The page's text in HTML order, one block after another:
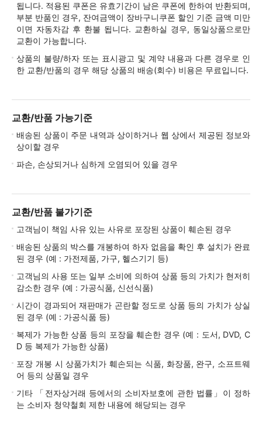
됩니다. 적용된 쿠폰은 유효기간이 남은 쿠폰에 한하여 반환되며,
부분 반품인 경우, 잔여금액이 장바구니쿠폰 할인 기준 금액 미만
이면 자동차감 후 환불 됩니다. 교환하실 경우, 동일상품으로만
교환이 가능합니다.
상품의 불량/하자 또는 표시광고 및 계약 내용과 다른 경우로 인
한 교환/반품의 경우 해당 상품의 배송(회수) 비용은 무료입니다.
교환/반품 가능기준
배송된 상품이 주문 내역과 상이하거나 웹 상에서 제공된 정보와
상이할 경우
파손, 손상되거나 심하게 오염되어 있을 경우
교환/반품 불가기준
고객님이 책임 사유 있는 사유로 포장된 상품이 훼손된 경우
배송된 상품의 박스를 개봉하여 하자 없음을 확인 후 설치가 완료
된 경우 (예 : 가전제품, 가구, 헬스기기 등)
고객님의 사용 또는 일부 소비에 의하여 상품 등의 가치가 현저히
감소한 경우 (예 : 가공식품, 신선식품)
시간이 경과되어 재판매가 곤란할 정도로 상품 등의 가치가 상실
된 경우 (예 : 가공식품 등)
복제가 가능한 상품 등의 포장을 훼손한 경우 (예 : 도서, DVD, C
D 등 복제가 가능한 상품)
포장 개봉 시 상품가치가 훼손되는 식품, 화장품, 완구, 소프트웨
어 등의 상품일 경우
기타 「전자상거래 등에서의 소비자보호에 관한 법률」이 정하
는 소비자 청약철회 제한 내용에 해당되는 경우